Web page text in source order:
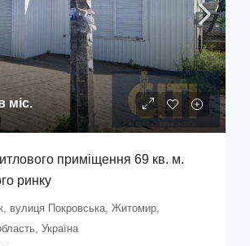
міс.
приміщення 69 кв. м.
ринку
вулиця Покровська, Житомир,
Україна